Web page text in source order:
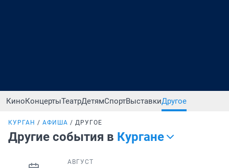
КиноКонцертыТеатрДетямСпортВыставкиДругое
КУРГАН АФИША ДРУГОЕ
Другие события в Кургане
АВГУСТ